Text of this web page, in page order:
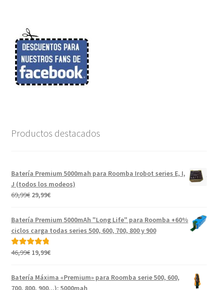
Productos destacados
Batería Premium 5000mah para Roomba Irobot series E, I,
J (todos los modeos)
69,99€ El
original
69,99€.
29,99€El
actual
es:
Batería Premium 5000mAh "Long Life" para Roomba +60%
ciclos carga todas series 500, 600, 700, 800 y 900
Valorado con
46,99€ El
original
19,99€El
es:
Batería Máxima «Premium» para Roomba serie 500, 600,
700, 800, 900...): 5000mah